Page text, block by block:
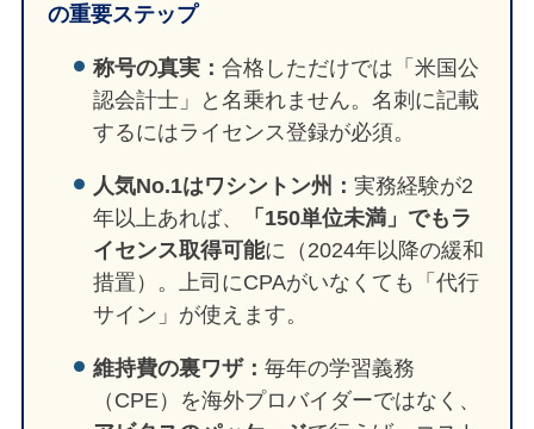
の重要ステップ
称号の真実： 合格しただけでは「米国公
認会計士」と名乗れません。名刺に記載
するにはライセンス登録が必須。
人気No.1はワシントン州： 実務経験が2
年以上あれば、
「150単位未満」でもラ
イセンス取得可能に（2024年以降の緩和
措置）。上司にCPAがいなくても「代行
サイン」が使えます。
維持費の裏ワザ： 毎年の学習義務
（CPE）を海外プロバイダーではなく、